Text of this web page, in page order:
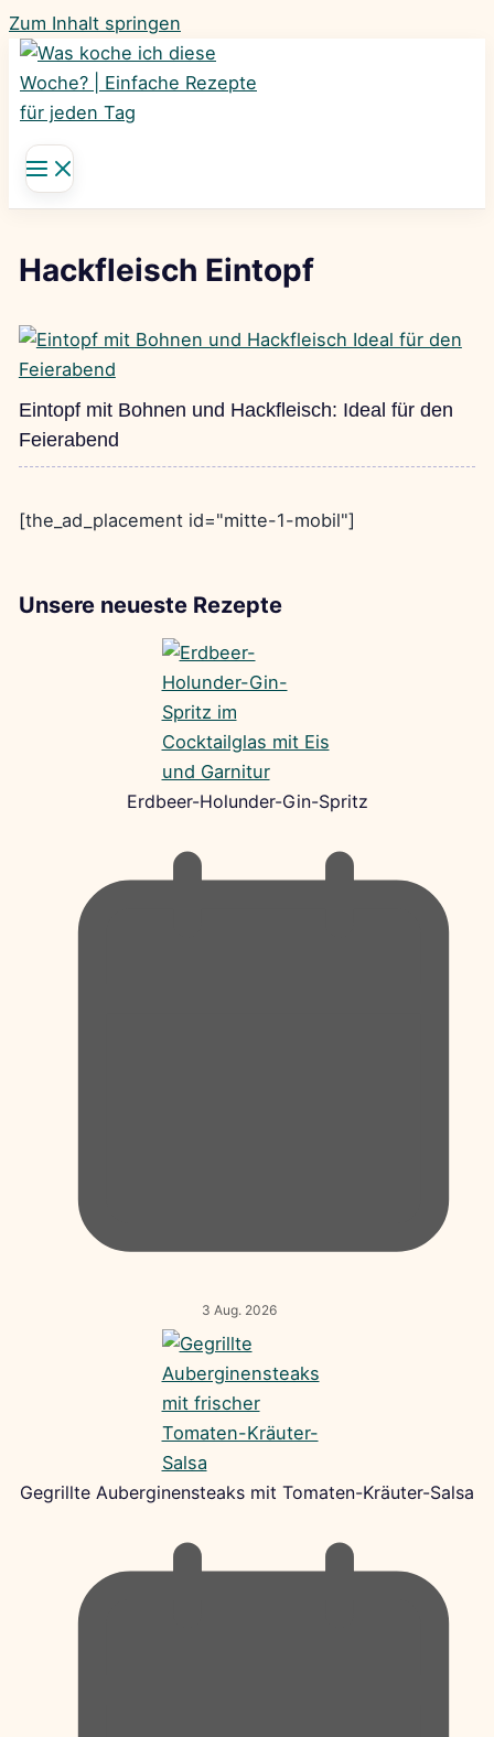
Zum Inhalt springen
Hackfleisch Eintopf
Eintopf mit Bohnen und Hackfleisch: Ideal für den
Feierabend
[the_ad_placement id="mitte-1-mobil"]
Unsere neueste Rezepte
Erdbeer-Holunder-Gin-Spritz
3 Aug. 2026
Gegrillte Auberginensteaks mit Tomaten-Kräuter-Salsa